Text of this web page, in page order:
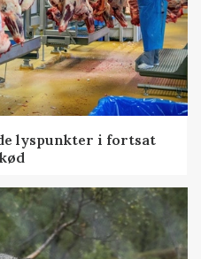
lyspunkter i fortsat